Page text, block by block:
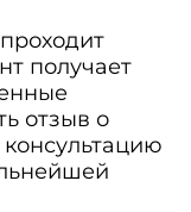
получает
отзыв о